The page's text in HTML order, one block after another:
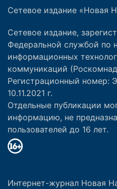
Сетевое издание «Новая
Сетевое издание,
Федеральной службой по
информационных
коммуникаций
Регистрационный
10.11.2021 г.
Отдельные публикации
информацию, не
пользователей до 16 лет.
Интернет-журнал Новая